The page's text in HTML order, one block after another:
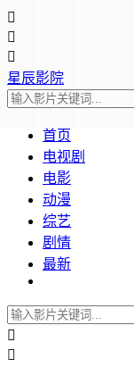



星辰影院
首页
电视剧
电影
动漫
综艺
剧情
最新

